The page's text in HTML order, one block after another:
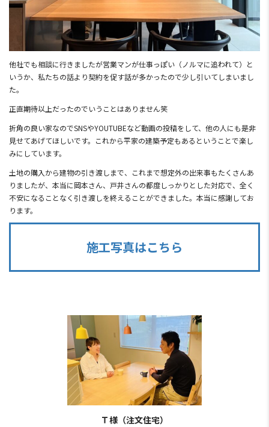
他社でも相談に行きましたが営業マンが仕事っぽい（ノルマに追われて）と
いうか、私たちの話より契約を促す話が多かったので少し引いてしまいまし
た。
正直期待以上だったのでいうことはありません笑
折角の良い家なのでSNSやYOUTUBEなど動画の投稿をして、他の人にも是非
見せてあげてほしいです。これから平家の建築予定もあるということで楽し
みにしています。
土地の購入から建物の引き渡しまで、これまで想定外の出来事もたくさんあ
りましたが、本当に岡本さん、戸井さんの都度しっかりとした対応で、全く
不安になることなく引き渡しを終えることができました。本当に感謝してお
ります。
施工写真はこちら
Ｔ様（注文住宅）